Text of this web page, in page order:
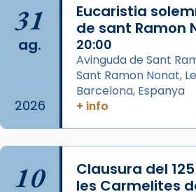
comitè organitzador de la
del Sant Pare Lleó XIV a
col·laboradors, a la Catedral
L’arquebisbe de Barcelona,
Josep Omella, ha presidit la
concelebrat el bisbe auxiliar
Mons. David Abadías.
📸 Dr. G. Simón
Photo
31
ag.
2026
Eucaristia
de sant Ramon
20:00
Avinguda de Sant
Sant Ramon Nonat,
Barcelona, Espanya
+ info
10
Clausura del
les Carmelites